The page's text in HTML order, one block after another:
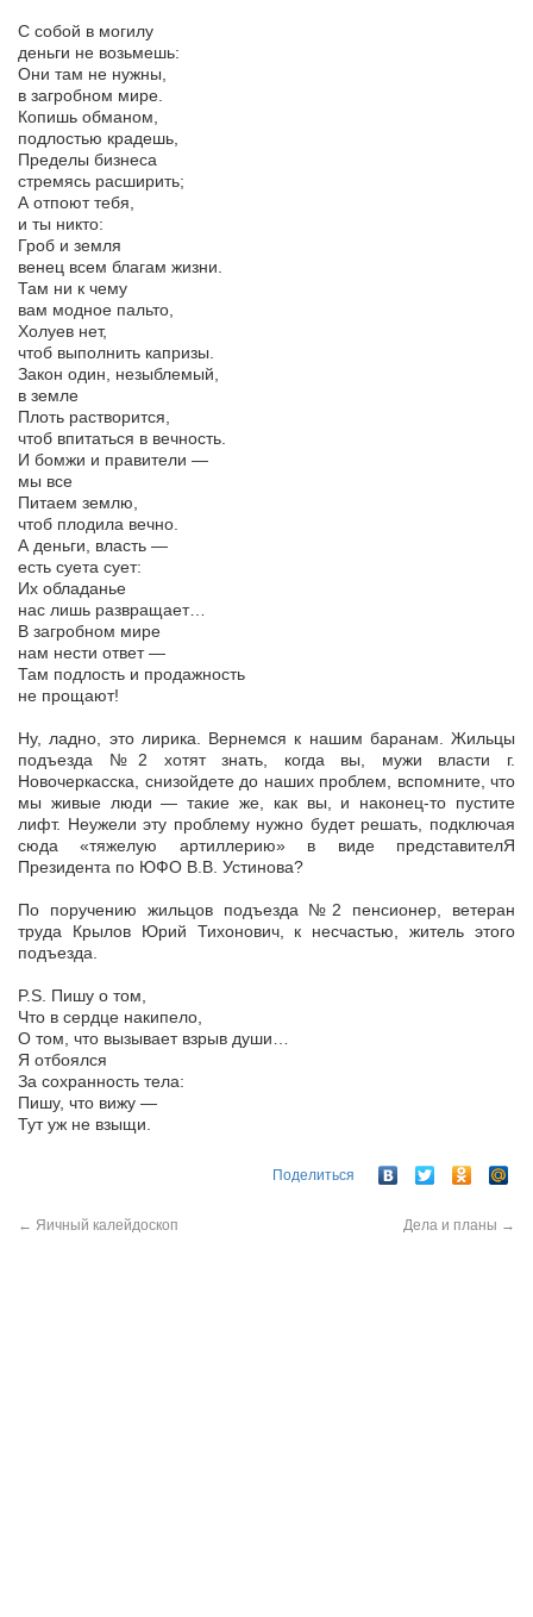
С собой в могилу
деньги не возьмешь:
Они там не нужны,
в загробном мире.
Копишь обманом,
подлостью крадешь,
Пределы бизнеса
стремясь расширить;
А отпоют тебя,
и ты никто:
Гроб и земля
венец всем благам жизни.
Там ни к чему
вам модное пальто,
Холуев нет,
чтоб выполнить капризы.
Закон один, незыблемый,
в земле
Плоть растворится,
чтоб впитаться в вечность.
И бомжи и правители —
мы все
Питаем землю,
чтоб плодила вечно.
А деньги, власть —
есть суета сует:
Их обладанье
нас лишь развращает…
В загробном мире
нам нести ответ —
Там подлость и продажность
не прощают!
Ну, ладно, это лирика. Вернемся к нашим баранам. Жильцы
подъезда №2 хотят знать, когда вы, мужи власти г.
Новочеркасска, снизойдете до наших проблем, вспомните, что
мы живые люди — такие же, как вы, и наконец-то пустите
лифт. Неужели эту проблему нужно будет решать, подключая
сюда «тяжелую артиллерию» в виде представителЯ
Президента по ЮФО В.В. Устинова?
По поручению жильцов подъезда №2 пенсионер, ветеран
труда Крылов Юрий Тихонович, к несчастью, житель этого
подъезда.
P.S. Пишу о том,
Что в сердце накипело,
О том, что вызывает взрыв души…
Я отбоялся
За сохранность тела:
Пишу, что вижу —
Тут уж не взыщи.
Поделиться
← Яичный калейдоскоп Дела и планы →